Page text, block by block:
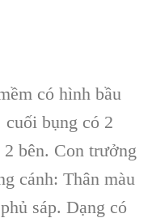
có hình bầu
bụng có 2
bên. Con trưởng
cánh: Thân màu
sáp. Dạng có